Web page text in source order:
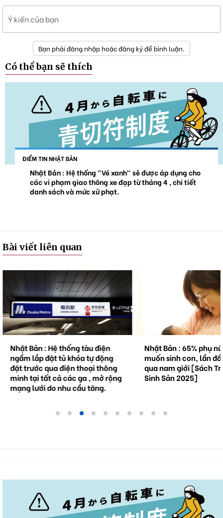
Ý kiến của bạn
Bạn phải đăng nhập hoặc đăng ký để bình luận.
Có thể bạn sẽ thích
ĐIỂM TIN NHẬT BẢN
Nhật Bản : Hệ thống "Vé xanh" sẽ được áp dụng cho
các vi phạm giao thông xe đạp từ tháng 4 , chi tiết
danh sách và mức xử phạt.
Bài viết liên quan
Nhật Bản : Hệ thống tàu điện
ngầm lắp đặt tủ khóa tự động
đặt trước qua điện thoại thông
minh tại tất cả các ga , mở rộng
mạng lưới do nhu cầu tăng.
Nhật Bản : 65% phụ
muốn sinh con, lần
qua nam giới [Sách
Sinh Sản 2025]